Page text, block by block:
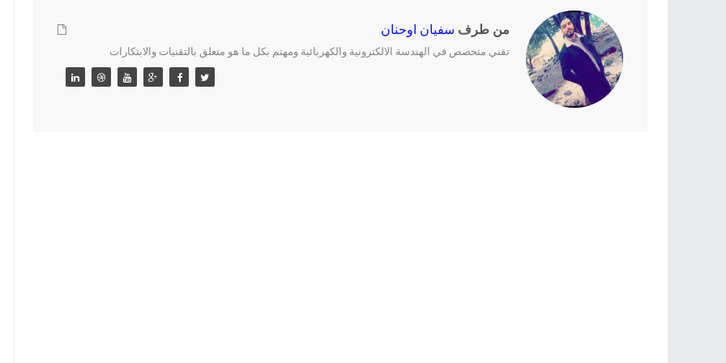
من طرف سفيان اوحنان
تقني متخصص في الهندسة الالكترونية والكهربائية ومهتم بكل ما هو متعلق بالتقنيات والابتكارات